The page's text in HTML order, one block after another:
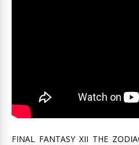
FINAL FANTASY XII THE